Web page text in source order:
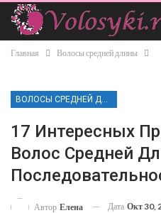
Главная Волосы средней длины
17 Интересных
Волос Средней
Автор Елена Дата Окт 30,